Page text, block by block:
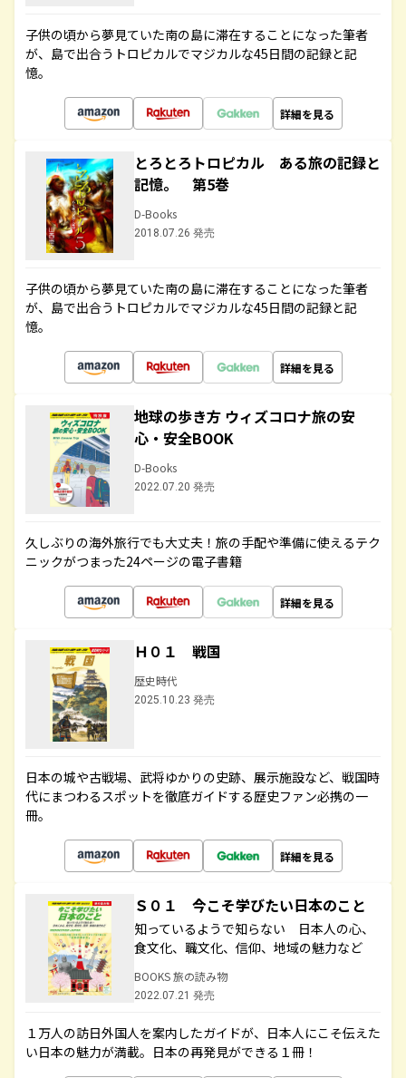
子供の頃から夢見ていた南の島に滞在することになった筆者
が、島で出合うトロピカルでマジカルな45日間の記録と記
憶。
詳細を見る
とろとろトロピカル ある旅の記録と
記憶。 第5巻
D-Books
2018.07.26 発売
子供の頃から夢見ていた南の島に滞在することになった筆者
が、島で出合うトロピカルでマジカルな45日間の記録と記
憶。
詳細を見る
地球の歩き方 ウィズコロナ旅の安
心・安全BOOK
D-Books
2022.07.20 発売
久しぶりの海外旅行でも大丈夫！旅の手配や準備に使えるテク
ニックがつまった24ページの電子書籍
詳細を見る
Ｈ０１ 戦国
歴史時代
2025.10.23 発売
日本の城や古戦場、武将ゆかりの史跡、展示施設など、戦国時
代にまつわるスポットを徹底ガイドする歴史ファン必携の一
冊。
詳細を見る
Ｓ０１ 今こそ学びたい日本のこと
知っているようで知らない 日本人の心、
食文化、職文化、信仰、地域の魅力など
BOOKS 旅の読み物
2022.07.21 発売
１万人の訪日外国人を案内したガイドが、日本人にこそ伝えた
い日本の魅力が満載。日本の再発見ができる１冊！